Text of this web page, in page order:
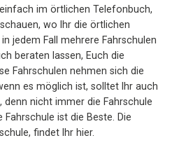
im örtlichen Telefonbuch,
wo Ihr die örtlichen
jedem Fall mehrere Fahrschulen
beraten lassen, Euch die
Fahrschulen nehmen sich die
es möglich ist, solltet Ihr auch
nicht immer die Fahrschule
ist die Beste. Die
findet Ihr hier.